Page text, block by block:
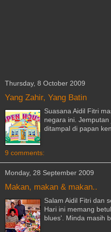
Thursday, 8 October 2009
Yang Zahir, Yang Batin
Suasana Aidil Fitri
negara ini.
ditampal di papan
9 comments:
Monday, 28 September 2009
Makan, makan & makan..
Salam Aidil Fitri dan
Hari ini memang
blues'. Minda masih